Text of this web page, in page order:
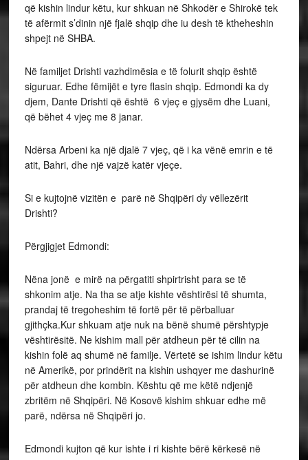
që kishin lindur këtu, kur shkuan në Shkodër e Shirokë tek
të afërmit s’dinin një fjalë shqip dhe iu desh të ktheheshin
shpejt në SHBA.
Në familjet Drishti vazhdimësia e të folurit shqip është
siguruar. Edhe fëmijët e tyre flasin shqip. Edmondi ka dy
djem, Dante Drishti që është 6 vjeç e gjysëm dhe Luani,
që bëhet 4 vjeç me 8 janar.
Ndërsa Arbeni ka një djalë 7 vjeç, që i ka vënë emrin e të
atit, Bahri, dhe një vajzë katër vjeçe.
Si e kujtojnë vizitën e parë në Shqipëri dy vëllezërit
Drishti?
Përgjigjet Edmondi:
Nëna jonë e mirë na përgatiti shpirtrisht para se të
shkonim atje. Na tha se atje kishte vështirësi të shumta,
prandaj të tregoheshim të fortë për të përballuar
gjithçka.Kur shkuam atje nuk na bënë shumë përshtypje
vështirësitë. Ne kishim mall për atdheun për të cilin na
kishin folë aq shumë në familje. Vërtetë se ishim lindur këtu
në Amerikë, por prindërit na kishin ushqyer me dashurinë
për atdheun dhe kombin. Kështu që me këtë ndjenjë
zbritëm në Shqipëri. Në Kosovë kishim shkuar edhe më
parë, ndërsa në Shqipëri jo.
Edmondi kujton që kur ishte i ri kishte bërë kërkesë në